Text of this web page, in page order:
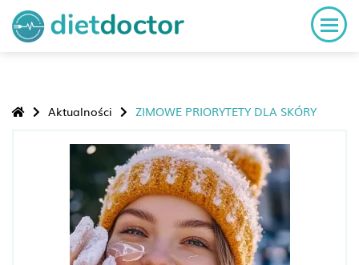
Aktualności ZIMOWE PRIORYTETY DLA SKÓRY